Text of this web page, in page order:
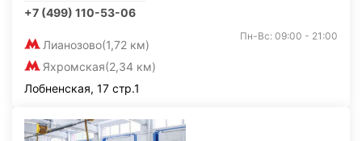
+7 (499) 110-53-06
Лианозово(1,72 км)
Яхромская(2,34 км)
Пн-Вс: 09:00 - 21:00
Лобненская, 17 стр.1